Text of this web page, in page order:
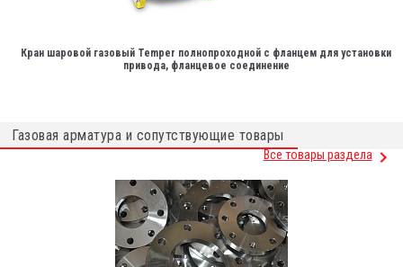
Кран шаровой газовый Temper полнопроходной с фланцем для установки
привода, фланцевое соединение
Газовая арматура и сопутствующие товары
Все товары раздела